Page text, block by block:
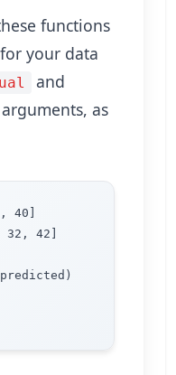
functions
your data
and
as
40]
42]
predicted)